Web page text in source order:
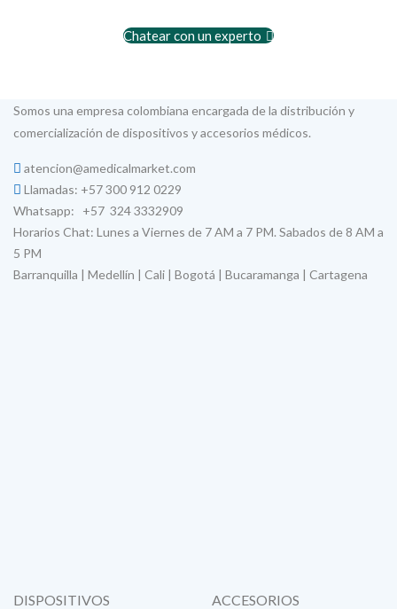
Chatear con un experto
Somos una empresa colombiana encargada de la distribución y
comercialización de dispositivos y accesorios médicos.
atencion@amedicalmarket.com
Llamadas: +57 300 912 0229
Whatsapp: +57 324 3332909
Horarios Chat: Lunes a Viernes de 7 AM a 7 PM. Sabados de 8 AM a
5 PM
Barranquilla | Medellín | Cali | Bogotá | Bucaramanga | Cartagena
DISPOSITIVOS
ACCESORIOS